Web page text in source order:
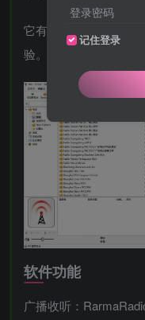
它有很多功能和特点
验。
软件功能
广播收听：
登录密码
记住登录